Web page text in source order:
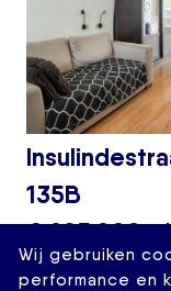
135B
€ 295.000,-
49 M 2 KAMERS
Wij gebruiken
performance en